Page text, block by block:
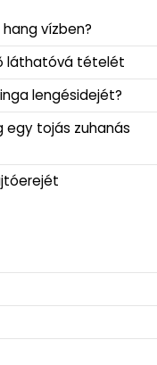
vízben?
láthatóvá tételét
lengésidejét?
egy tojás zuhanás